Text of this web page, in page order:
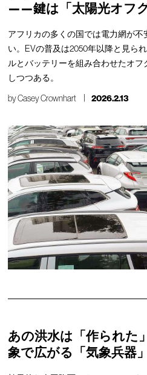
——鍵は「太陽光オフグ
アフリカの多くの国では電力網が
い。EVの普及は2050年以降と見ら
ルとバッテリーを組み合わせたオ
しつつある。
byCasey Crownhart 2026.2.13
あの洪水は「作られ
象で広がる「気象兵器